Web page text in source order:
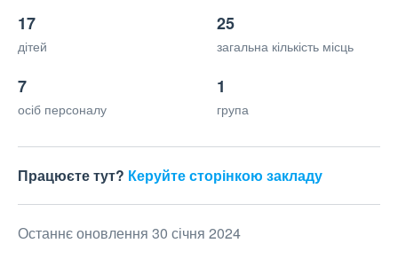
17
дітей
25
загальна кількість місць
7
осіб персоналу
1
група
Працюєте тут? Керуйте сторінкою закладу
Останнє оновлення 30 січня 2024